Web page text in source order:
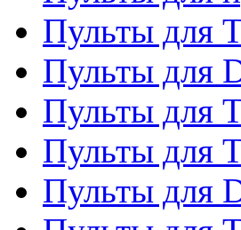
Пульты для
Пульты для
Пульты для
Пульты для
Пульты для